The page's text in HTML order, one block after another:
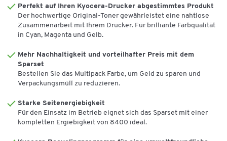
Perfekt auf Ihren Kyocera-Drucker abgestimmtes Produkt
Der hochwertige Original-Toner gewährleistet eine nahtlose
Zusammenarbeit mit Ihrem Drucker. Für brilliante Farbqualität
in Cyan, Magenta und Gelb.
Mehr Nachhaltigkeit und vorteilhafter Preis mit dem
Sparset
Bestellen Sie das Multipack Farbe, um Geld zu sparen und
Verpackungsmüll zu reduzieren.
Starke Seitenergiebigkeit
Für den Einsatz im Betrieb eignet sich das Sparset mit einer
kompletten Ergiebigkeit von 8400 ideal.